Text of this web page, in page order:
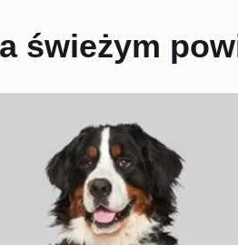
świeżym